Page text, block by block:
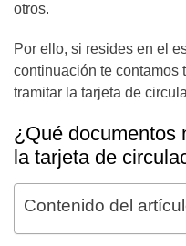
otros.
Por ello, si resides en el
continuación te contamos
tramitar la tarjeta de
¿Qué documentos
la tarjeta de
Contenido del